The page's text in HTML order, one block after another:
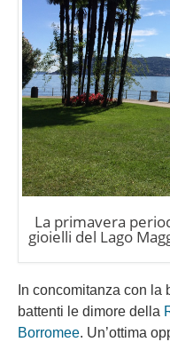
La primavera
gioielli del Lago
In concomitanza con
battenti le dimore della
Borromee. Un’ottima